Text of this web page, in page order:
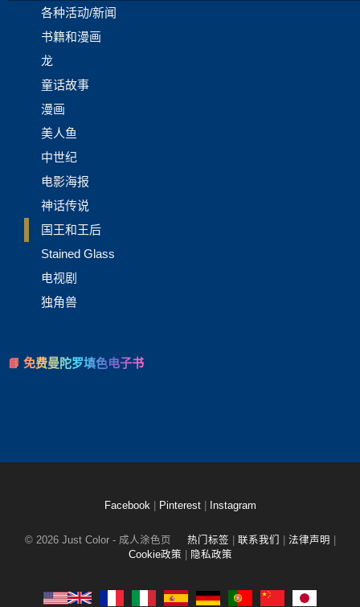
各种活动/新闻
书籍和漫画
龙
童话故事
漫画
美人鱼
中世纪
电影海报
神话传说
国王和王后
Stained Glass
电视剧
独角兽
📘 免费曼陀罗填色电子书
Facebook Pinterest Instagram
© 2026 Just Color - 成人涂色页 热门标签 联系我们 法律声明
Cookie政策
隐私政策